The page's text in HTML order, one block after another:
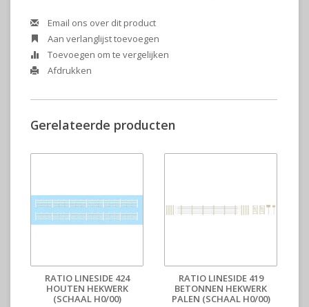
Email ons over dit product
Aan verlanglijst toevoegen
Toevoegen om te vergelijken
Afdrukken
Gerelateerde producten
RATIO LINESIDE 424
HOUTEN HEKWERK
(SCHAAL H0/00)
RATIO LINESIDE 419
BETONNEN HEKWERK
PALEN (SCHAAL H0/00)